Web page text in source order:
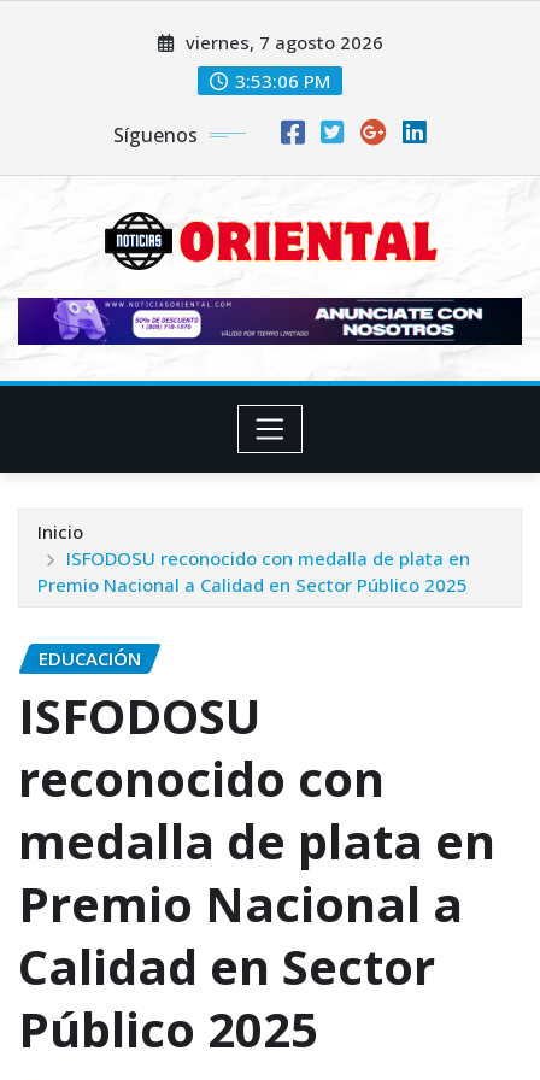
viernes, 7 agosto 2026
3:53:07 PM
Síguenos
Inicio
ISFODOSU reconocido con medalla de plata en
Premio Nacional a Calidad en Sector Público 2025
EDUCACIÓN
ISFODOSU
reconocido con
medalla de plata en
Premio Nacional a
Calidad en Sector
Público 2025